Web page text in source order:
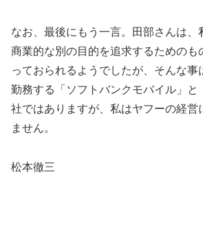
なお、最後にもう一言。田部さんは、
商業的な別の目的を追求するためのも
っておられるようでしたが、そんな事
勤務する「ソフトバンクモバイル」と
社ではありますが、私はヤフーの経営
ません。
松本徹三